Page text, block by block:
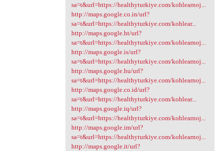
sa=t&url=https://healthyturkiye.com/kohlearnoj...
http://maps.google.co.in/url?
sa=t&url=https://healthyturkiye.com/kohlear...
http://maps.google.ht/url?
sa=t&url=https://healthyturkiye.com/kohlearnoj...
http://maps.google.is/url?
sa=t&url=https://healthyturkiye.com/kohlearnoj...
http://maps.google.hu/url?
sa=t&url=https://healthyturkiye.com/kohlearnoj...
http://maps.google.co.id/url?
sa=t&url=https://healthyturkiye.com/kohlear...
http://maps.google.iq/url?
sa=t&url=https://healthyturkiye.com/kohlearnoj...
http://maps.google.im/url?
sa=t&url=https://healthyturkiye.com/kohlearnoj...
http://maps.google.it/url?